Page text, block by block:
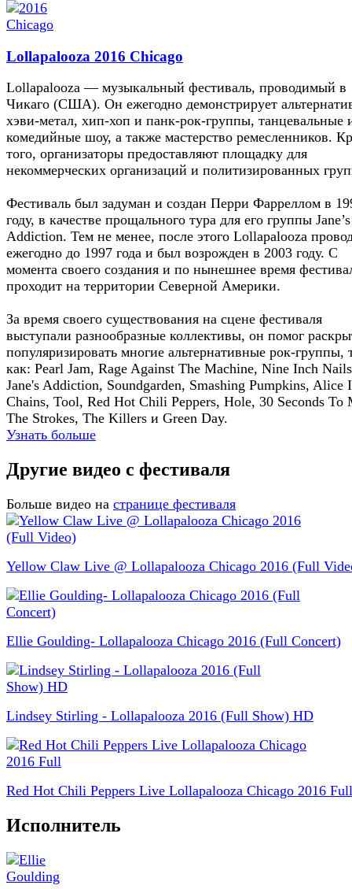
Lollapalooza 2016 Chicago
Lollapalooza — музыкальный фестиваль, проводимый в
Чикаго (США). Он ежегодно демонстрирует
хэви-метал, хип-хоп и панк-рок-группы, танцевальные
комедийные шоу, а также мастерство ремесленников.
того, организаторы предоставляют площадку для
некоммерческих организаций и политизированных
Фестиваль был задуман и создан Перри Фарреллом в
году, в качестве прощального тура для его группы Jane’s
Addiction. Тем не менее, после этого Lollapalooza
ежегодно до 1997 года и был возрожден в 2003 году. С
момента своего создания и по нынешнее время
проходит на территории Северной Америки.
За время своего существования на сцене фестиваля
выступали разнообразные коллективы, он помог
популяризировать многие альтернативные рок-группы,
как: Pearl Jam, Rage Against The Machine, Nine Inch
Jane's Addiction, Soundgarden, Smashing Pumpkins, Alice
Chains, Tool, Red Hot Chili Peppers, Hole, 30 Seconds To
The Strokes, The Killers и Green Day.
Узнать больше
Другие видео с фестиваля
Больше видео на странице фестиваля
Yellow Claw Live @ Lollapalooza Chicago 2016 (Full
Ellie Goulding- Lollapalooza Chicago 2016 (Full Concert)
Lindsey Stirling - Lollapalooza 2016 (Full Show) HD
Red Hot Chili Peppers Live Lollapalooza Chicago 2016 Full
Исполнитель